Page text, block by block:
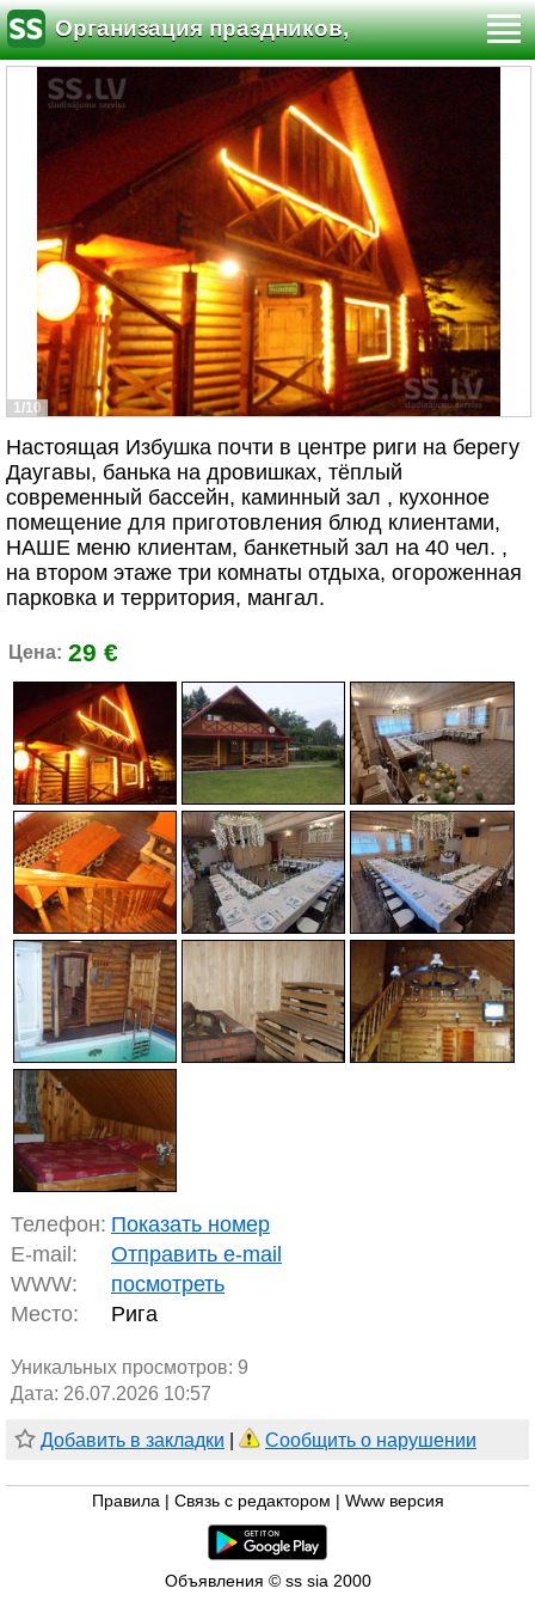
Организация праздников,
мероприятий
1/10
Настоящая Избушка почти в центре риги на берегу
Даугавы, банька на дровишках, тёплый
современный бассейн, каминный зал , кухонное
помещение для приготовления блюд клиентами,
НАШЕ меню клиентам, банкетный зал на 40 чел. ,
на втором этаже три комнаты отдыха, огороженная
парковка и территория, мангал.
Цена: 29 €
Телефон: Показать номер
E-mail:
Отправить e-mail
WWW:
посмотреть
Место:
Рига
Уникальных просмотров: 9
Дата: 26.07.2026 10:57
Добавить в закладки Сообщить о нарушении
Правила Связь с редактором Www версия
Объявления © ss sia 2000